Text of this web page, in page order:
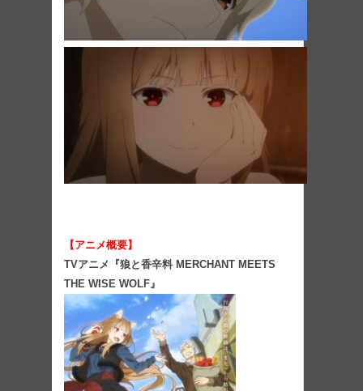
【アニメ概要】
TVアニメ『狼と香辛料 MERCHANT MEETS
THE WISE WOLF』